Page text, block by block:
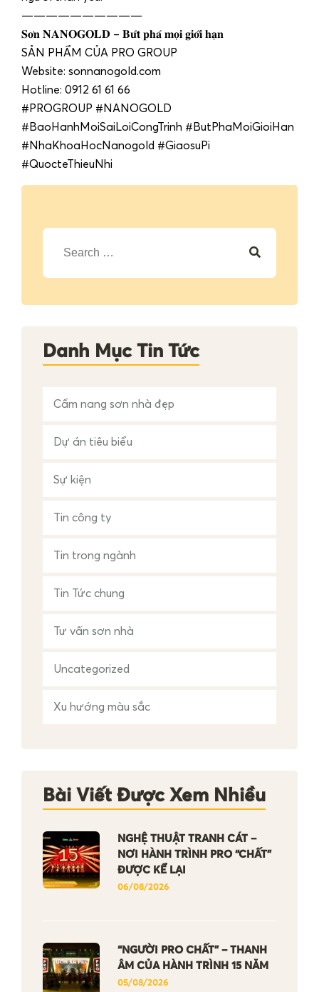
——————————
𝐒𝐨̛𝐧 𝐍𝐀𝐍𝐎𝐆𝐎𝐋𝐃 – 𝐁𝐮̛́𝐭 𝐩𝐡𝐚́ 𝐦𝐨̣𝐢 𝐠𝐢𝐨̛́𝐢 𝐡𝐚̣𝐧
SẢN PHẨM CỦA PRO GROUP
Website: sonnanogold.com
Hotline: 0912 61 61 66
#PROGROUP #NANOGOLD
#BaoHanhMoiSaiLoiCongTrinh #ButPhaMoiGioiHan
#NhaKhoaHocNanogold #GiaosuPi
#QuocteThieuNhi
T
k
ế
h
o
Danh Mục Tin Tức
Cẩm nang sơn nhà đẹp
Dự án tiêu biểu
Sự kiện
Tin công ty
Tin trong ngành
Tin Tức chung
Tư vấn sơn nhà
Uncategorized
Xu hướng màu sắc
Bài Viết Được Xem Nhiều
NGHỆ THUẬT TRANH CÁT –
NƠI HÀNH TRÌNH PRO “CHẤT”
ĐƯỢC KỂ LẠI
06/08/2026
“NGƯỜI PRO CHẤT” – THANH
ÂM CỦA HÀNH TRÌNH 15 NĂM
05/08/2026